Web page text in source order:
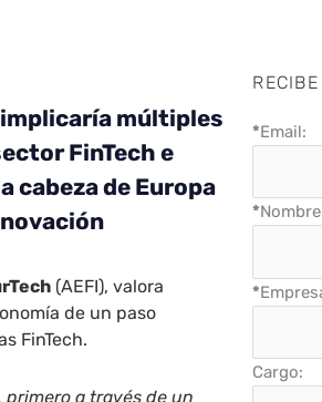
múltiples
FinTech e
cabeza de Europa
(AEFI), valora
de un paso
FinTech.
primero a través de un
*Email:
*
*
Cargo: